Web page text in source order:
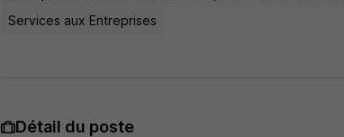
Services aux Entreprises
Détail du poste